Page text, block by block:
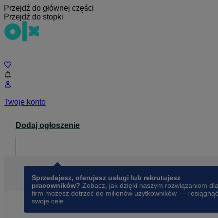
Przejdź do głównej części
Przejdź do stopki
Twoje konto
Dodaj ogłoszenie
Sprzedajesz, oferujesz usługi lub rekrutujesz
pracowników? Zobacz, jak dzięki naszym rozwiązaniom dla
firm możesz dotrzeć do milionów użytkowników — i osiągnąć
swoje cele.